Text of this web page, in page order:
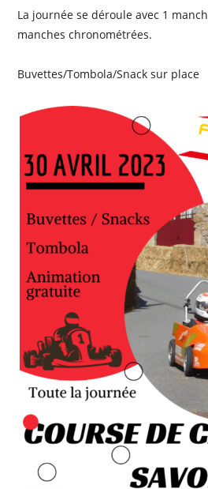
La journée se déroule avec 1
manches chronométrées.
Buvettes/Tombola/Snack sur place